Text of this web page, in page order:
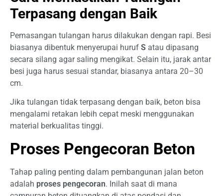
Terpasang dengan Baik
Pemasangan tulangan harus dilakukan dengan rapi. Besi
biasanya dibentuk menyerupai huruf S atau dipasang
secara silang agar saling mengikat. Selain itu, jarak antar
besi juga harus sesuai standar, biasanya antara 20–30
cm.
Jika tulangan tidak terpasang dengan baik, beton bisa
mengalami retakan lebih cepat meski menggunakan
material berkualitas tinggi.
Proses Pengecoran Beton
Tahap paling penting dalam pembangunan jalan beton
adalah proses pengecoran. Inilah saat di mana